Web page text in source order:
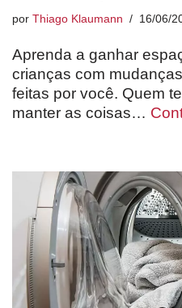
por Thiago Klaumann 16/06/
Aprenda a ganhar
crianças com
feitas por você. Quem
manter as coisas…